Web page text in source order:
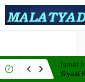
İsmet
Siyasi